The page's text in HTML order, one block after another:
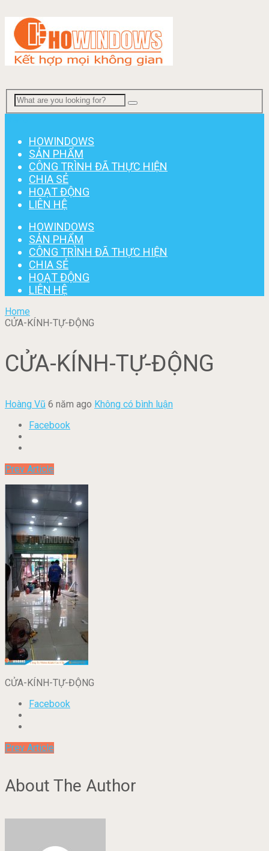
HOWINDOWS
SẢN PHẨM
CÔNG TRÌNH ĐÃ THỰC HIỆN
CHIA SẺ
HOẠT ĐỘNG
LIÊN HỆ
HOWINDOWS
SẢN PHẨM
CÔNG TRÌNH ĐÃ THỰC HIỆN
CHIA SẺ
HOẠT ĐỘNG
LIÊN HỆ
Home
CỬA-KÍNH-TỰ-ĐỘNG
CỬA-KÍNH-TỰ-ĐỘNG
Hoàng Vũ 6 năm ago Không có bình luận
Facebook
Prev Article
CỬA-KÍNH-TỰ-ĐỘNG
Facebook
Prev Article
About The Author